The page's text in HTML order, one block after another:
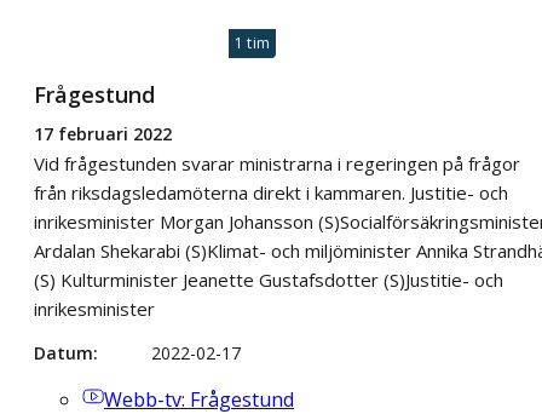
1 tim
Frågestund
17 februari 2022
Vid frågestunden svarar ministrarna i regeringen på frågor
från riksdagsledamöterna direkt i kammaren. Justitie- och
inrikesminister Morgan Johansson
Ardalan Shekarabi (S)​Klimat- och miljöminister Annika
(S) Kulturminister Jeanette Gustafsdotter (S)​Justitie- och
inrikesminister
Datum 2022-02-17
Webb-tv: Frågestund